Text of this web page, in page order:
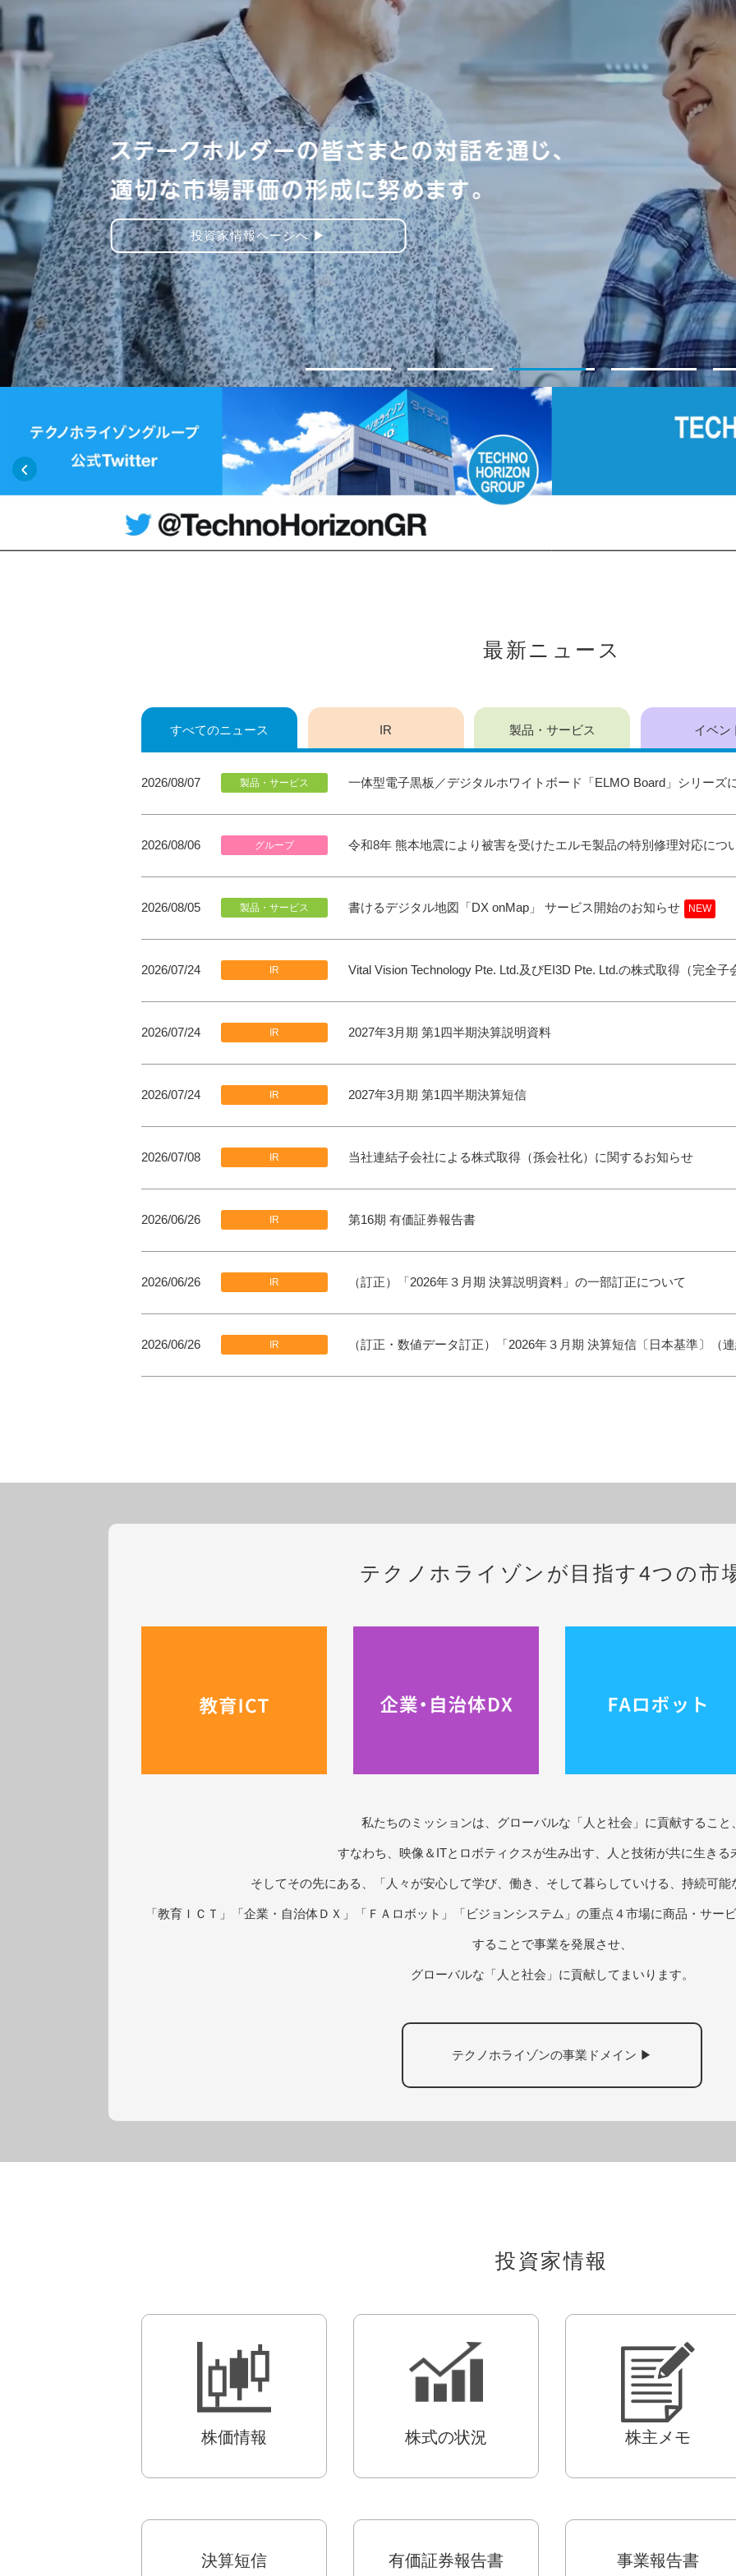
CSRページへ ▶
最新ニュース
すべてのニュース IR 製品・サービス イベン
2026/08/07 製品・サービス 一体型電子黒板／デジタルホワイトボード「ELMO Board」シリーズ
2026/08/06 グループ 令和8年 熊本地震により被害を受けたエルモ製品の特別修理対応につ
2026/08/05 製品・サービス 書けるデジタル地図「DX onMap」 サービス開始のお知らせ
2026/07/24 IR Vital Vision Technology Pte. Ltd.及びEI3D Pte. Ltd.の株式取得（完全
2026/07/24 IR 2027年3月期 第1四半期決算説明資料
2026/07/24 IR 2027年3月期 第1四半期決算短信
2026/07/08 IR 当社連結子会社による株式取得（孫会社化）に関するお知らせ
2026/06/26 IR 第16期 有価証券報告書
2026/06/26 IR （訂正）「2026年３月期 決算説明資料」の一部訂正について
2026/06/26 IR （訂正・数値データ訂正）「2026年３月期 決算短信〔日本基準〕（
テクノホライゾンが目指す4つの市
私たちのミッションは、グローバルな「人と社会」に貢献すること
すなわち、映像＆ITとロボティクスが生み出す、人と技術が共に生きる
そしてその先にある、「人々が安心して学び、働き、そして暮らしていける、持続可能
「教育ＩＣＴ」「企業・自治体ＤＸ」「ＦＡロボット」「ビジョンシステム」の重点４市場に商品・サー
することで事業を発展させ、
グローバルな「人と社会」に貢献してまいります。
テクノホライゾンの事業ドメイン ▶
投資家情報
株価情報 株式の状況 株主メモ
決算短信 有価証券報告書 事業報告書